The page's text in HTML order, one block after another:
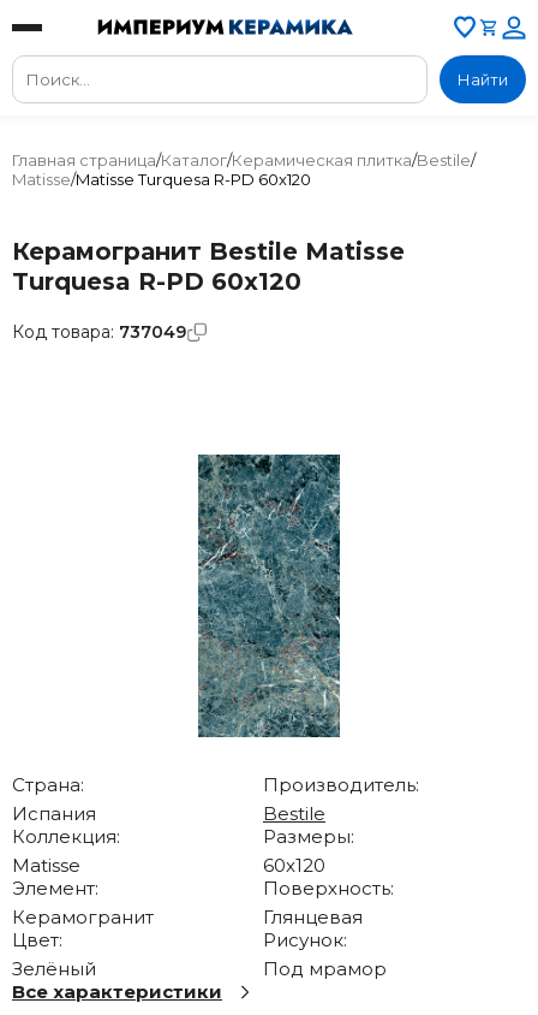
Найти
Главная страница/Каталог/Керамическая плитка/Bestile/
Matisse/Matisse Turquesa R-PD 60x120
Керамогранит Bestile Matisse
Turquesa R-PD 60x120
Страна:
Испания
Производитель:
Bestile
Коллекция:
Matisse
Размеры:
60x120
Элемент:
Керамогранит
Поверхность:
Глянцевая
Цвет:
Зелёный
Рисунок:
Под мрамор
Все характеристики
Код товара: 737049